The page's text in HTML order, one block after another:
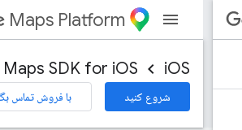
Maps Platform
iOS
Maps SDK for iOS
شروع کنید با فروش تماس بگیرید